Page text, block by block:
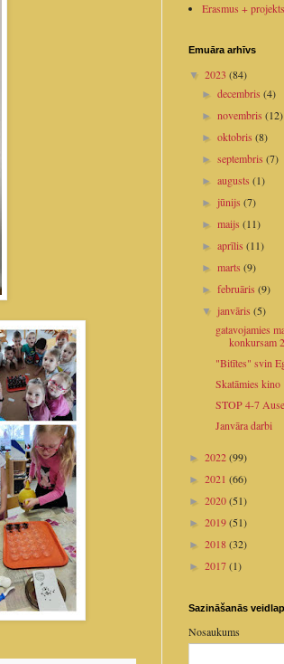
Erasmus +
Emuāra arhīvs
▼ 2023 (84)
►decembris(4)
►novembris(12)
►oktobris(8)
►septembris(7)
►augusts(1)
►jūnijs(7)
►maijs(11)
►aprīlis(11)
►marts(9)
►februāris(9)
▼janvāris(5)
gatavojamies
konkursam
"Bitītes" svin
Skatāmies kino
STOP 4-7
Janvāra darbi
► 2022(99)
► 2021 (66)
► 2020(51)
► 2019(51)
► 2018(32)
► 2017(1)
Sazināšanās
Nosaukums